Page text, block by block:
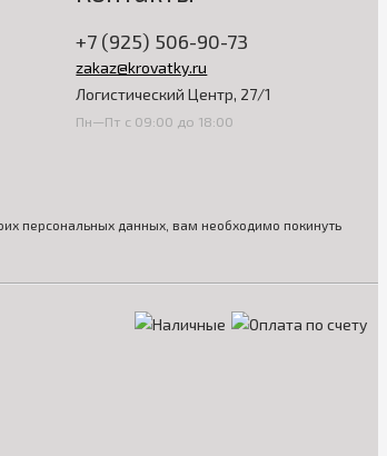
+7 (925) 506-90-73
zakaz@krovatky.ru
Логистический Центр, 27/1
Пн—Пт с 09:00 до 18:00
персональных данных, вам необходимо покинуть